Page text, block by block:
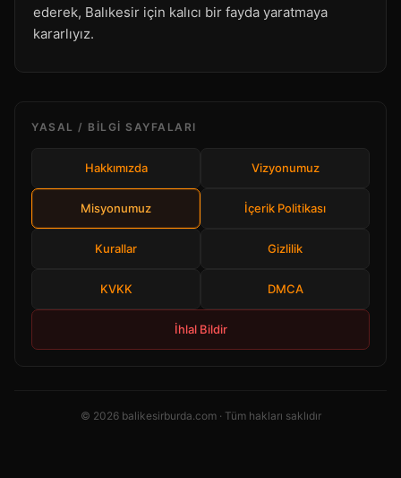
ederek, Balıkesir için kalıcı bir fayda yaratmaya
kararlıyız.
YASAL / BILGI SAYFALARI
Hakkımızda Vizyonumuz
Misyonumuz İçerik Politikası
Kurallar Gizlilik
KVKK DMCA
İhlal Bildir
© 2026 balikesirburda.com · Tüm hakları saklıdır